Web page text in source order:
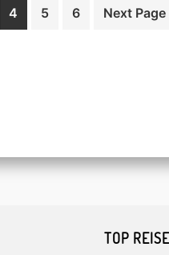
Page
4 Page
5 Page
6
Go
Next Page
TOP